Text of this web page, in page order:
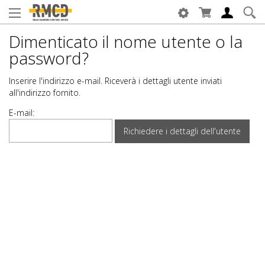
Dimenticato il nome utente o la
password?
Inserire l'indirizzo e-mail. Riceverà i dettagli utente inviati
all'indirizzo fornito.
E-mail: